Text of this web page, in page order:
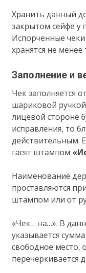
Хранить данный
закрытом сейфе у
Испорченные
хранятся не менее
Заполнение и
Чек заполняется
шариковой
лицевой стороне
исправления, то
действительным.
гасят штампом
Наименование
проставляются
штампом или от
«Чек… на…». В
указывается
свободное место,
перечеркивается